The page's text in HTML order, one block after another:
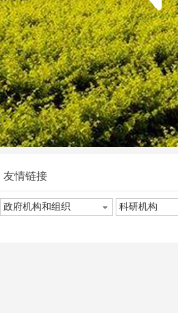
友情链接
政府机构和组织 科研机构